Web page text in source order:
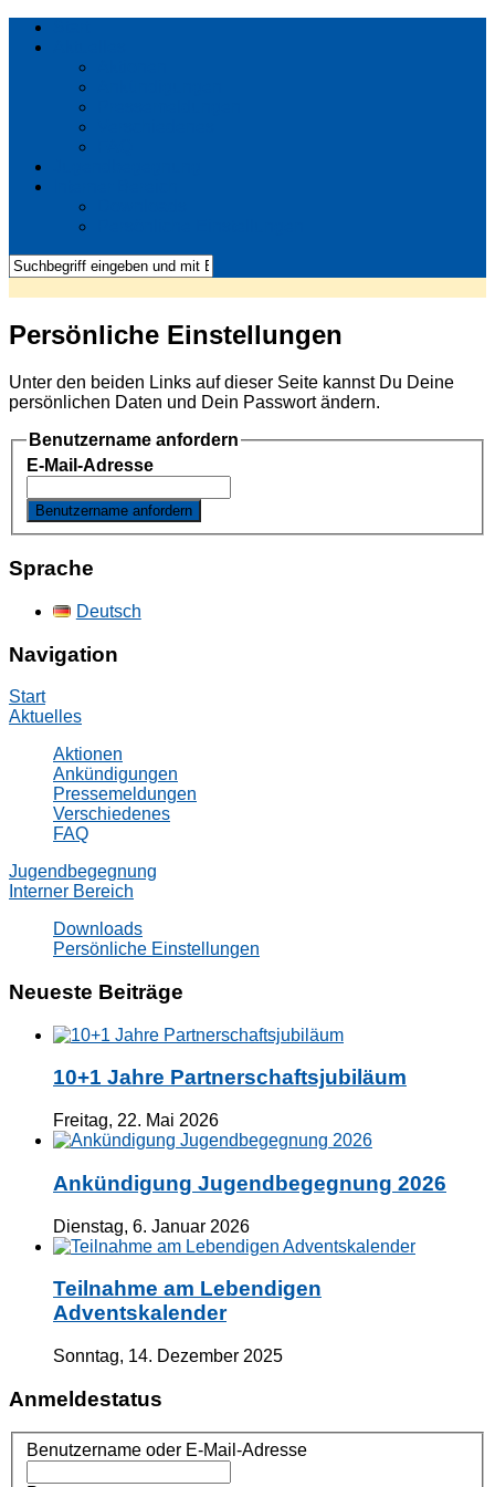
Persönliche Einstellungen
Unter den beiden Links auf dieser Seite kannst Du Deine
persönlichen Daten und Dein Passwort ändern.
Benutzername anfordern
E-Mail-Adresse
Sprache
Deutsch
Navigation
Start
Aktuelles
Aktionen
Ankündigungen
Pressemeldungen
Verschiedenes
FAQ
Jugendbegegnung
Interner Bereich
Downloads
Persönliche Einstellungen
Neueste Beiträge
10+1 Jahre Partnerschaftsjubiläum
Freitag, 22. Mai 2026
Ankündigung Jugendbegegnung 2026
Dienstag, 6. Januar 2026
Teilnahme am Lebendigen
Adventskalender
Sonntag, 14. Dezember 2025
Anmeldestatus
Benutzername oder E-Mail-Adresse